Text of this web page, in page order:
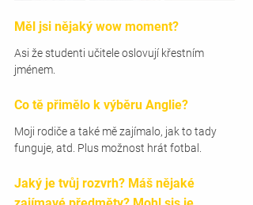
Měl jsi nějaký wow moment?
Asi že studenti učitele oslovují křestním
jménem.
Co tě přimělo k výběru Anglie?
Moji rodiče a také mě zajímalo, jak to tady
funguje, atd. Plus možnost hrát fotbal.
Jaký je tvůj rozvrh? Máš nějaké